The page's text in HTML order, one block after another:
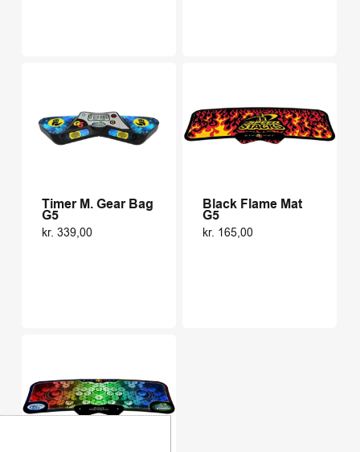
Timer M. Gear Bag
G5
kr. 339,00
Black Flame Mat
G5
kr. 165,00